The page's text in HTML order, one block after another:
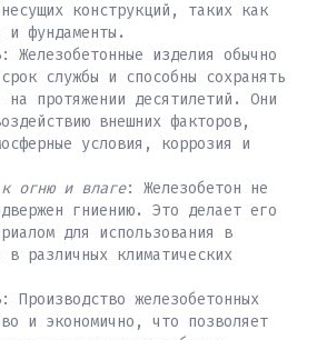
конструкций, таких как
и фундаменты.
: Железобетонные изделия обычно
службы и способны сохранять
на протяжении десятилетий. Они
внешних факторов,
условия, коррозия и
к огню и влаге: Железобетон не
гниению. Это делает его
для использования в
в различных климатических
: Производство железобетонных
и экономично, что позволяет